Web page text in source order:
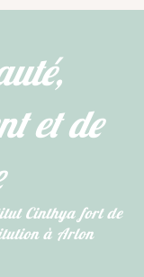
et de
Cinthya fort de
à Arlon